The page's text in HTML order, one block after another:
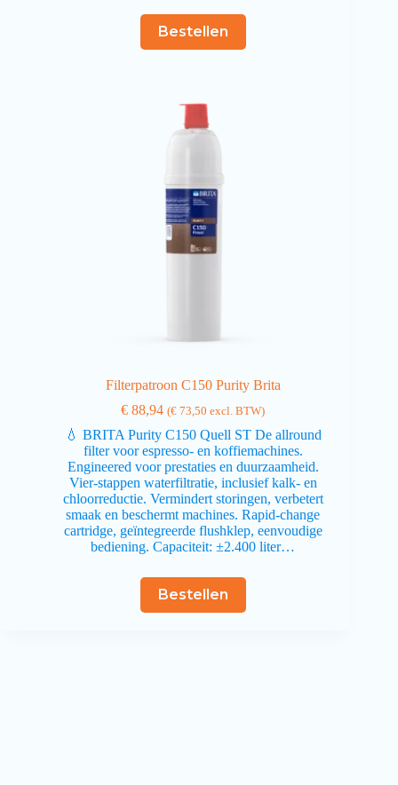
Bestellen
Filterpatroon C150 Purity Brita
€ 88,94 (€ 73,50 excl. BTW)
💧 BRITA Purity C150 Quell ST De allround
filter voor espresso- en koffiemachines.
Engineered voor prestaties en duurzaamheid.
Vier‑stappen waterfiltratie, inclusief kalk- en
chloorreductie. Vermindert storingen, verbetert
smaak en beschermt machines. Rapid‑change
cartridge, geïntegreerde flushklep, eenvoudige
bediening. Capaciteit: ±2.400 liter…
Bestellen